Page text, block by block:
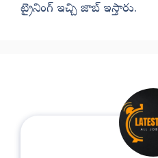
ట్రైనింగ్ ఇచ్చి జాబ్ ఇస్తారు.